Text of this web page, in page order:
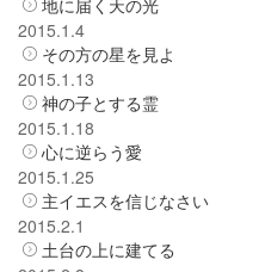
2015.1.4
その方の星を見よ
2015.1.13
神の子とする霊
2015.1.18
心に逆らう愛
2015.1.25
主イエスを信じなさい
2015.2.1
土台の上に建てる